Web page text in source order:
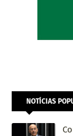
NOTÍCIAS